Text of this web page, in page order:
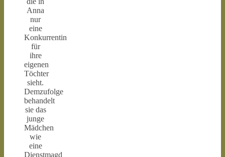
Anna
nur
eine
Konkurrentin
für
ihre
eigenen
Töchter
sieht.
Demzufolge
behandelt
sie das
junge
Mädchen
wie
eine
Dienstmagd